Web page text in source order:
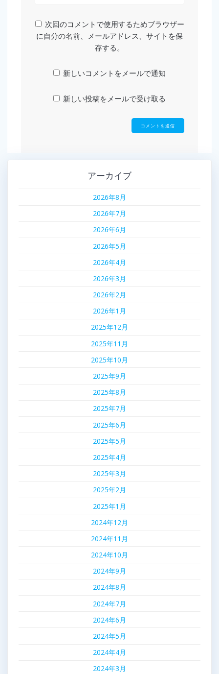
次回のコメントで使用するためブラウザー
に自分の名前、メールアドレス、サイトを保
存する。
新しいコメントをメールで通知
新しい投稿をメールで受け取る
アーカイブ
2026年8月
2026年7月
2026年6月
2026年5月
2026年4月
2026年3月
2026年2月
2026年1月
2025年12月
2025年11月
2025年10月
2025年9月
2025年8月
2025年7月
2025年6月
2025年5月
2025年4月
2025年3月
2025年2月
2025年1月
2024年12月
2024年11月
2024年10月
2024年9月
2024年8月
2024年7月
2024年6月
2024年5月
2024年4月
2024年3月